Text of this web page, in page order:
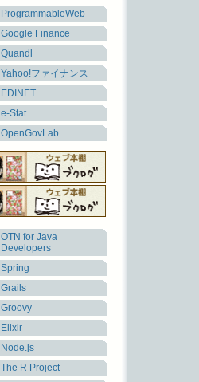
ProgrammableWeb
Google Finance
Quandl
Yahoo!ファイナンス
EDINET
e-Stat
OpenGovLab
OTN for Java
Developers
Spring
Grails
Groovy
Elixir
Node.js
The R Project